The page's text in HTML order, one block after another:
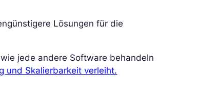
Lösungen für die
wie jede andere Software behandeln
und Skalierbarkeit verleiht.